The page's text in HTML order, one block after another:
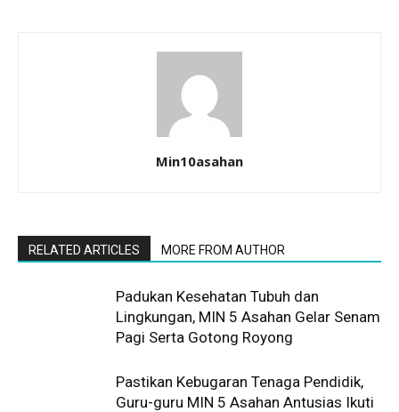
Min10asahan
RELATED ARTICLES MORE FROM AUTHOR
Padukan Kesehatan Tubuh dan
Lingkungan, MIN 5 Asahan Gelar Senam
Pagi Serta Gotong Royong
Pastikan Kebugaran Tenaga Pendidik,
Guru-guru MIN 5 Asahan Antusias Ikuti